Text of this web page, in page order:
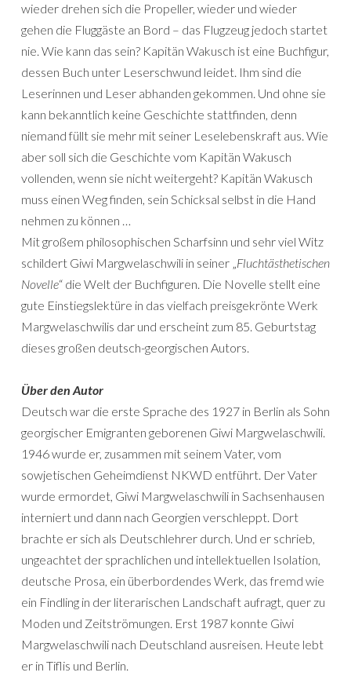
wieder drehen sich die Propeller, wieder und wieder
gehen die Fluggäste an Bord – das Flugzeug jedoch startet
nie. Wie kann das sein? Kapitän Wakusch ist eine Buchfigur,
dessen Buch unter Leserschwund leidet. Ihm sind die
Leserinnen und Leser abhanden gekommen. Und ohne sie
kann bekanntlich keine Geschichte stattfinden, denn
niemand füllt sie mehr mit seiner Leselebenskraft aus. Wie
aber soll sich die Geschichte vom Kapitän Wakusch
vollenden, wenn sie nicht weitergeht? Kapitän Wakusch
muss einen Weg finden, sein Schicksal selbst in die Hand
nehmen zu können …
Mit großem philosophischen Scharfsinn und sehr viel Witz
schildert Giwi Margwelaschwili in seiner „Fluchtästhetischen
Novelle“ die Welt der Buchfiguren. Die Novelle stellt eine
gute Einstiegslektüre in das vielfach preisgekrönte Werk
Margwelaschwilis dar und erscheint zum 85. Geburtstag
dieses großen deutsch-georgischen Autors.
Über den Autor
Deutsch war die erste Sprache des 1927 in Berlin als Sohn
georgischer Emigranten geborenen Giwi Margwelaschwili.
1946 wurde er, zusammen mit seinem Vater, vom
sowjetischen Geheimdienst NKWD entführt. Der Vater
wurde ermordet, Giwi Margwelaschwili in Sachsenhausen
interniert und dann nach Georgien verschleppt. Dort
brachte er sich als Deutschlehrer durch. Und er schrieb,
ungeachtet der sprachlichen und intellektuellen Isolation,
deutsche Prosa, ein überbordendes Werk, das fremd wie
ein Findling in der literarischen Landschaft aufragt, quer zu
Moden und Zeitströmungen. Erst 1987 konnte Giwi
Margwelaschwili nach Deutschland ausreisen. Heute lebt
er in Tiflis und Berlin.